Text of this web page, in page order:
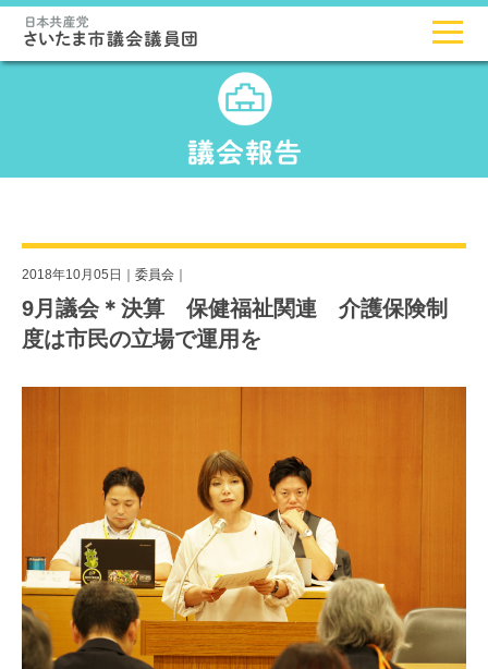
2018年10月05日｜ 委員会
9月議会＊決算 保健福祉関連 介護保険制
度は市民の立場で運用を